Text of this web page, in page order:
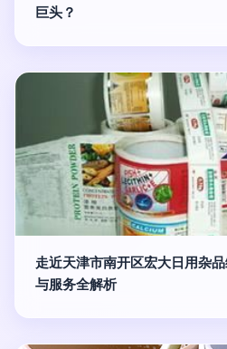
巨头？
走近天津市南开区宏大日用杂
与服务全解析